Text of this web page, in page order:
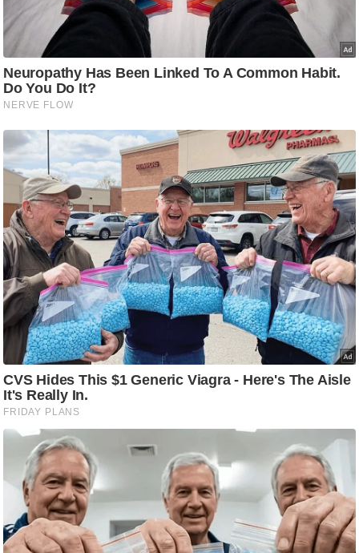
मी
क्षा
B
r
e
k
n
g
N
e
w
s
ला
इ
फ
स्टा
इ
ल
टे
क्नॉ
लॉ
जी
ब्यू
टी